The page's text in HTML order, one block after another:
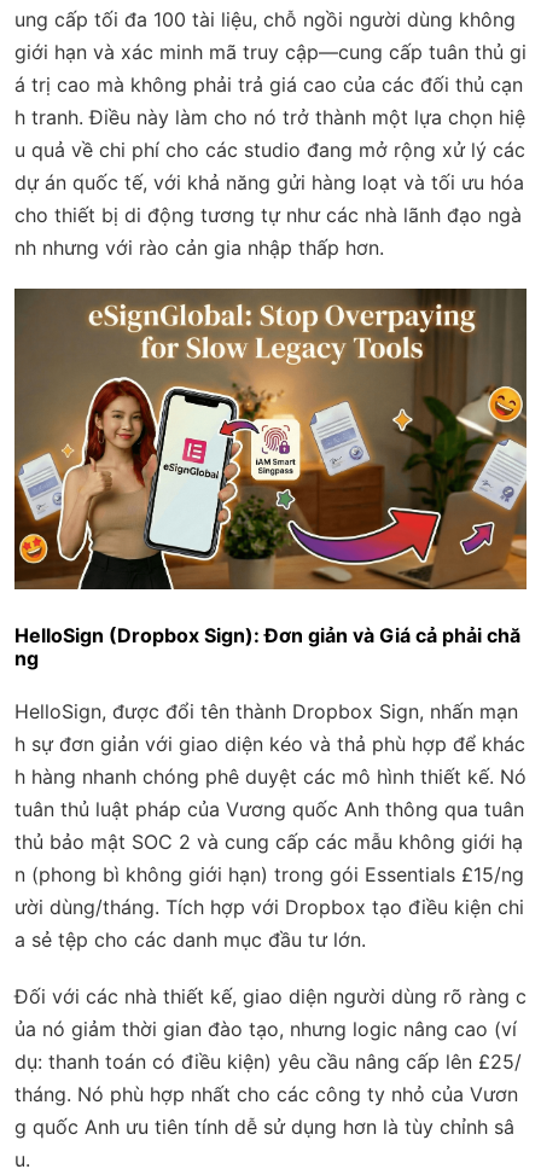
ung cấp tối đa 100 tài liệu, chỗ ngồi người dùng không
giới hạn và xác minh mã truy cập—cung cấp tuân thủ gi
á trị cao mà không phải trả giá cao của các đối thủ cạn
h tranh. Điều này làm cho nó trở thành một lựa chọn hiệ
u quả về chi phí cho các studio đang mở rộng xử lý các
dự án quốc tế, với khả năng gửi hàng loạt và tối ưu hóa
cho thiết bị di động tương tự như các nhà lãnh đạo ngà
nh nhưng với rào cản gia nhập thấp hơn.
HelloSign (Dropbox Sign): Đơn giản và Giá cả phải chă
ng
HelloSign, được đổi tên thành Dropbox Sign, nhấn mạn
h sự đơn giản với giao diện kéo và thả phù hợp để khác
h hàng nhanh chóng phê duyệt các mô hình thiết kế. Nó
tuân thủ luật pháp của Vương quốc Anh thông qua tuân
thủ bảo mật SOC 2 và cung cấp các mẫu không giới hạ
n (phong bì không giới hạn) trong gói Essentials £15/ng
ười dùng/tháng. Tích hợp với Dropbox tạo điều kiện chi
a sẻ tệp cho các danh mục đầu tư lớn.
Đối với các nhà thiết kế, giao diện người dùng rõ ràng c
ủa nó giảm thời gian đào tạo, nhưng logic nâng cao (ví
dụ: thanh toán có điều kiện) yêu cầu nâng cấp lên £25/
tháng. Nó phù hợp nhất cho các công ty nhỏ của Vươn
g quốc Anh ưu tiên tính dễ sử dụng hơn là tùy chỉnh sâ
u.